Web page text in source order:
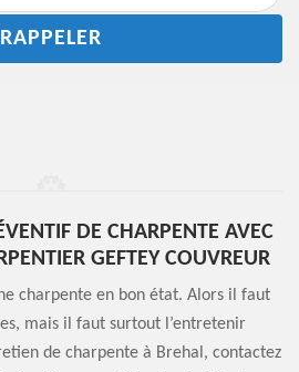
DE CHARPENTE AVEC
GEFTEY COUVREUR
charpente en bon état. Alors il faut
mais il faut surtout l’entretenir
de charpente à Brehal, contactez